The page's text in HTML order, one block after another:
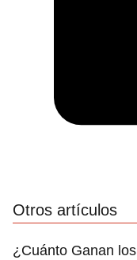
Otros artículos
¿Cuánto Ganan